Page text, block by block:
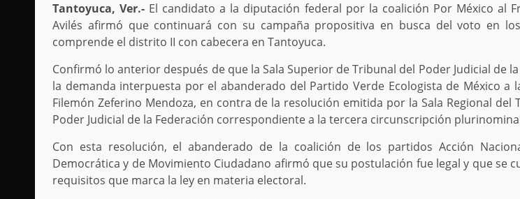
Tantoyuca, Ver.- El candidato a la diputación federal por la coalición Por México al
Avilés afirmó que continuará con su campaña propositiva en busca del voto en
comprende el distrito II con cabecera en Tantoyuca.
Confirmó lo anterior después de que la Sala Superior de Tribunal del Poder Judicial de
la demanda interpuesta por el abanderado del Partido Verde Ecologista de México a
Filemón Zeferino Mendoza, en contra de la resolución emitida por la Sala Regional del
Poder Judicial de la Federación correspondiente a la tercera circunscripción
Con esta resolución, el abanderado de la coalición de los partidos Acción
Democrática y de Movimiento Ciudadano afirmó que su postulación fue legal y que se
requisitos que marca la ley en materia electoral.